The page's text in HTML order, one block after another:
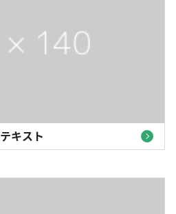
テキスト